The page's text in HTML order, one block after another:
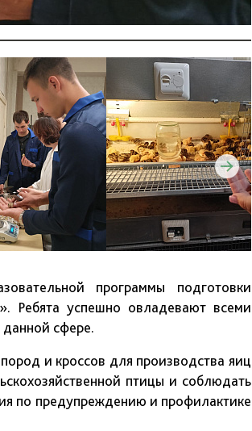
программы подготовки
Ребята успешно овладевают всеми
сфере.
и кроссов для производства яиц
птицы и соблюдать
по предупреждению и профилактике